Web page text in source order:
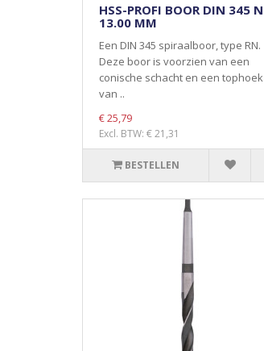
HSS-PROFI BOOR DIN 345 N
13.00 MM
Een DIN 345 spiraalboor, type RN.
Deze boor is voorzien van een
conische schacht en een tophoek
van ..
€ 25,79
Excl. BTW: € 21,31
BESTELLEN